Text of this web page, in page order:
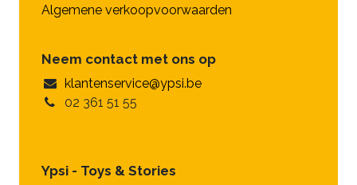
Algemene verkoopvoorwaarden
Neem contact met ons op
klantenservice@ypsi.be
02 361 51 55
Ypsi - Toys & Stories